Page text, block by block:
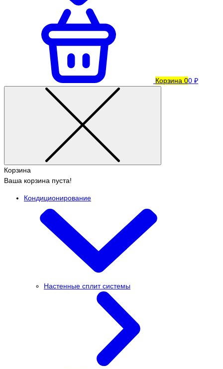
Корзина 00 ₽
Корзина
Ваша корзина пуста!
Кондиционирование
Настенные сплит системы